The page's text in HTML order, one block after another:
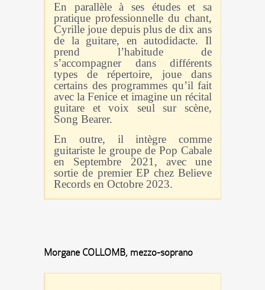
En parallèle à ses études et sa
pratique professionnelle du chant,
Cyrille joue depuis plus de dix ans
de la guitare, en autodidacte. Il
prend l’habitude de
s’accompagner dans différents
types de répertoire, joue dans
certains des programmes qu’il fait
avec la Fenice et imagine un récital
guitare et voix seul sur scène,
Song Bearer.
En outre, il intègre comme
guitariste le groupe de Pop Cabale
en Septembre 2021, avec une
sortie de premier EP chez Believe
Records en Octobre 2023.
Morgane COLLOMB, mezzo-soprano